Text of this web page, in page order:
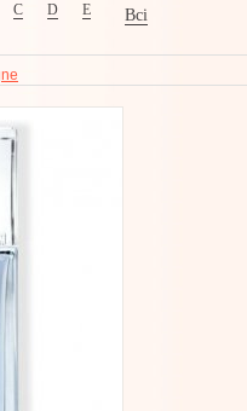
C D E Всі